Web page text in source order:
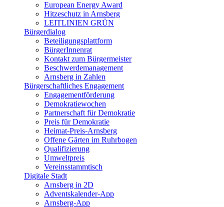
European Energy Award
Hitzeschutz in Arnsberg
LEITLINIEN GRÜN
Bürgerdialog
Beteiligungsplattform
BürgerInnenrat
Kontakt zum Bürgermeister
Beschwerdemanagement
Arnsberg in Zahlen
Bürgerschaftliches Engagement
Engagementförderung
Demokratiewochen
Partnerschaft für Demokratie
Preis für Demokratie
Heimat-Preis-Arnsberg
Offene Gärten im Ruhrbogen
Qualifizierung
Umweltpreis
Vereinsstammtisch
Digitale Stadt
Arnsberg in 2D
Adventskalender-App
Arnsberg-App